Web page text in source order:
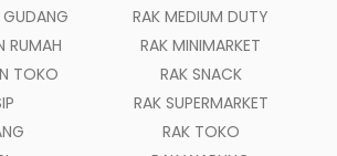
GUDANG
RUMAH
TOKO
RAK MEDIUM DUTY
RAK MINIMARKET
RAK SNACK
RAK SUPERMARKET
RAK TOKO